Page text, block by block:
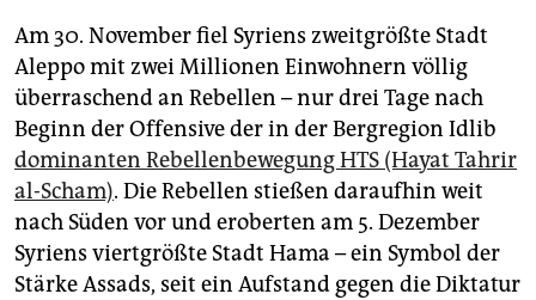
Am 30. November fiel Syriens zweitgrößte Stadt
Aleppo mit zwei Millionen Einwohnern völlig
überraschend an Rebellen – nur drei Tage nach
Beginn der Offensive der in der Bergregion Idlib
dominanten Rebellenbewegung HTS (Hayat Tahrir
al-Scham). Die Rebellen stießen daraufhin weit
nach Süden vor und eroberten am 5. Dezember
Syriens viertgrößte Stadt Hama – ein Symbol der
Stärke Assads, seit ein Aufstand gegen die Diktatur